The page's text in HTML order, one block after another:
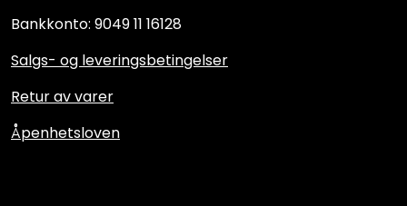
Bankkonto: 9049 11 16128
Salgs- og leveringsbetingelser
Retur av varer
Åpenhetsloven